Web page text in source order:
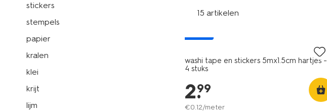
stickers
stempels
papier
kralen
klei
krijt
lijm
15 artikelen
washi tape en stickers 5mx1.5cm hartjes -
4 stuks
2.
99
€0.12/meter